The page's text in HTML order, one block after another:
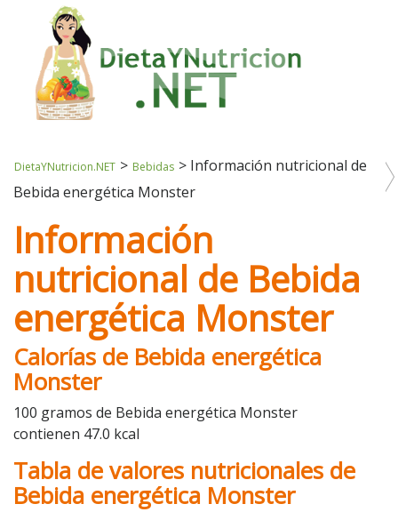
DietaYNutricion.NET > Bebidas > Información nutricional de
Bebida energética Monster
Información
nutricional de Bebida
energética Monster
Calorías de Bebida energética
Monster
100 gramos de Bebida energética Monster
contienen 47.0 kcal
Tabla de valores nutricionales de
Bebida energética Monster